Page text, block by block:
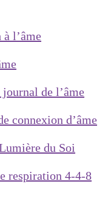
l’âme
de l’âme
connexion d’âme
du Soi
respiration 4-4-8